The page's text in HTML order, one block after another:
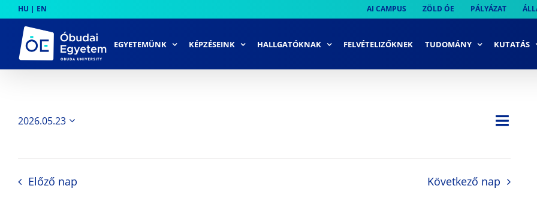
to
content
HU | EN AI CAMPUS ZÖLD ÓE PÁLYÁZAT
EGYETEMÜNK KÉPZÉSEINK HALLGATÓKNAK FELVÉTELIZŐKNEK TUDOMÁNY KUTATÁS
Nap
2026.05.23
Előző nap Következő nap